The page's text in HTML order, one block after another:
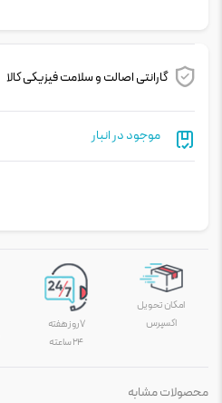
گارانتی اصالت و سلامت فیزیکی کالا
موجود در انبار
امکان تحویل
اکسپرس
۷ روز هفته
۲۴ ساعته
محصولات مشابه